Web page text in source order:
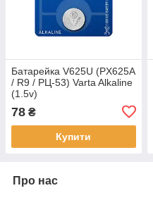
Батарейка V625U (PX625A
/ R9 / РЦ-53) Varta Alkaline
(1.5v)
78 ₴
Купити
Про нас